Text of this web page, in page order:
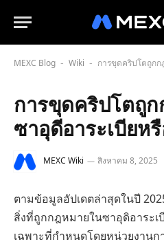
MEXC Blog - Wiki - การขุดคริปโตถูกก
การขุดคริปโตถู
ซาอุดีอาระเบียห
MEXC Wiki สิงหาคม 8, 2025
ตามข้อมูลอัปเดตล่าสุดในปี
สิ่งที่ถูกกฎหมายในซาอุดิอาระ
เฉพาะที่กำหนดโดยหน่วยงานก